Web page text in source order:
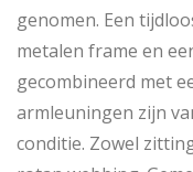
genomen. Een
metalen frame en
gecombineerd met
armleuningen zijn
conditie. Zowel